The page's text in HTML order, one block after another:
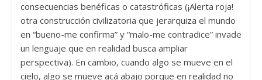
consecuencias benéficas o catastróficas (¡Alerta roja!
otra construcción civilizatoria que jerarquiza el mundo
en “bueno-me confirma” y “malo-me contradice” invade
un lenguaje que en realidad busca ampliar
perspectiva). En cambio, cuando algo se mueve en el
cielo, algo se mueve acá abajo porque en realidad no